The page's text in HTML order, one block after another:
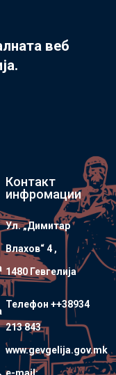
веб
Контакт
инфромации
Ул. „Димитар
Влахов“ 4 ,
1480 Гевгелијa
Телефон ++38934
213 843
www.gevgelija.gov.mk
e-mail: